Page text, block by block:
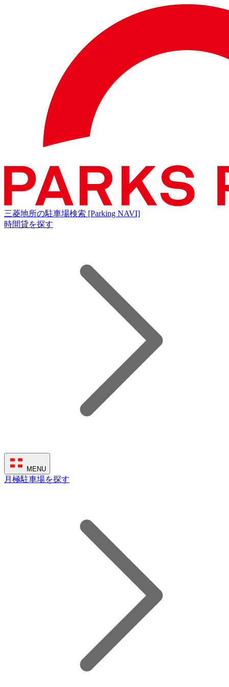
三菱地所の駐車場検索 [Parking NAVI]
時間貸を探す
MENU
月極駐車場を探す